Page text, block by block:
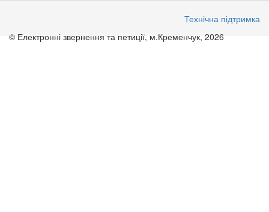
Технічна підтримка
© Електронні звернення та петиції, м.Кременчук, 2026